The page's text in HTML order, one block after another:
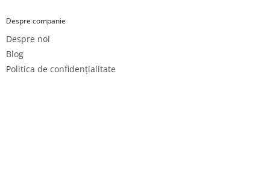
Despre companie
Despre noi
Blog
Politica de confidențialitate